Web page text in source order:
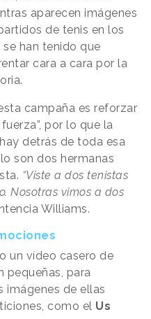
aparecen imágenes
de tenis en los
se han tenido que
cara a cara por la
campaña es reforzar
por lo que la
detrás de toda esa
son dos hermanas
“Viste a dos tenistas
Nosotras vimos a dos
Williams.
un vídeo casero de
pequeñas, para
imágenes de ellas
como el Us